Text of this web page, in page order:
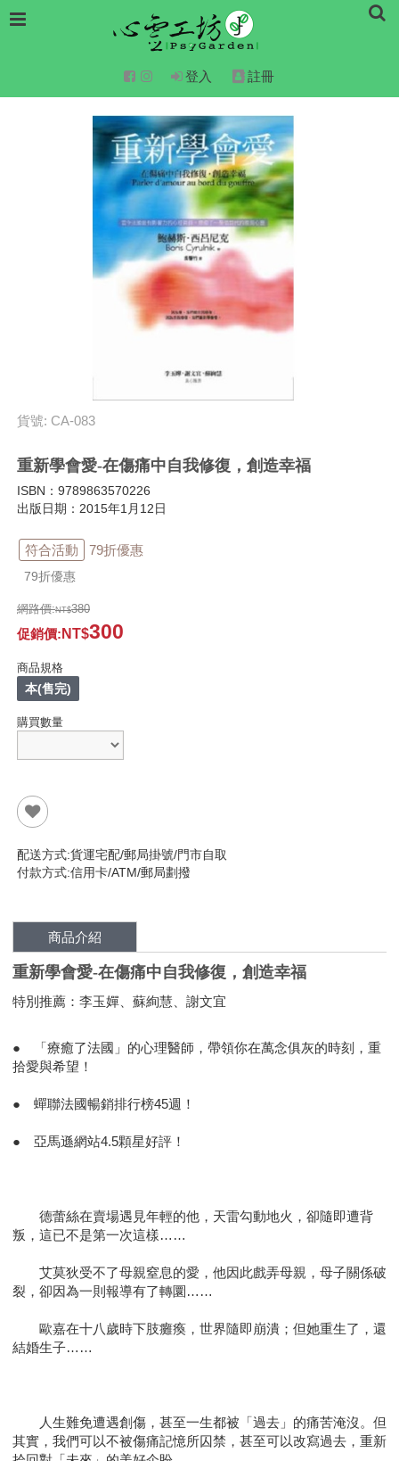
登入 註冊
貨號: CA-083
重新學會愛-在傷痛中自我修復，創造幸福
ISBN：9789863570226
出版日期：2015年1月12日
符合活動 79折優惠
79折優惠
網路價: 380
促銷價: 300
商品規格
本(售完)
購買數量
配送方式:貨運宅配/郵局掛號/門市自取
付款方式:信用卡/ATM/郵局劃撥
商品介紹
重新學會愛-在傷痛中自我修復，創造幸福
特別推薦：李玉嬋、蘇絢慧、謝文宜
● 「療癒了法國」的心理醫師，帶領你在萬念俱灰的時刻，重
拾愛與希望！
● 蟬聯法國暢銷排行榜45週！
● 亞馬遜網站4.5顆星好評！
德蕾絲在賣場遇見年輕的他，天雷勾動地火，卻隨即遭背
叛，這已不是第一次這樣……
艾莫狄受不了母親窒息的愛，他因此戲弄母親，母子關係破
裂，卻因為一則報導有了轉圜……
歐嘉在十八歲時下肢癱瘓，世界隨即崩潰；但她重生了，還
結婚生子……
人生難免遭遇創傷，甚至一生都被「過去」的痛苦淹沒。但
其實，我們可以不被傷痛記憶所囚禁，甚至可以改寫過去，重新